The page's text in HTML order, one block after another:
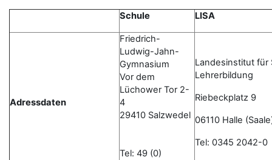
Schule LISA
Adressdaten
Friedrich-
Ludwig-Jahn-
Gymnasium
Vor dem
Lüchower Tor 2-
4
29410 Salzwedel
Tel: 49 (0)
Landesinstitut für
Lehrerbildung
Riebeckplatz 9
06110 Halle
Tel: 0345 2042-0